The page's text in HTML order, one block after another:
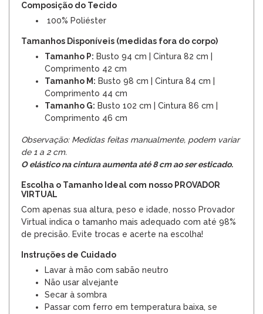
Composição do Tecido
100% Poliéster
Tamanhos Disponíveis (medidas fora do corpo)
Tamanho P: Busto 94 cm | Cintura 82 cm |
Comprimento 42 cm
Tamanho M: Busto 98 cm | Cintura 84 cm |
Comprimento 44 cm
Tamanho G: Busto 102 cm | Cintura 86 cm |
Comprimento 46 cm
Observação: Medidas feitas manualmente, podem variar
de 1 a 2 cm.
O elástico na cintura aumenta até 8 cm ao ser esticado.
Escolha o Tamanho Ideal com nosso PROVADOR
VIRTUAL
Com apenas sua altura, peso e idade, nosso Provador
Virtual indica o tamanho mais adequado com até 98%
de precisão. Evite trocas e acerte na escolha!
Instruções de Cuidado
Lavar à mão com sabão neutro
Não usar alvejante
Secar à sombra
Passar com ferro em temperatura baixa, se